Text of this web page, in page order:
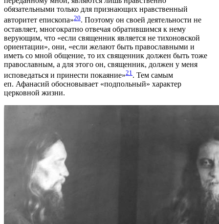
обязательными только для признающих нравственный
авторитет епископа»20. Поэтому он своей деятельности не
оставляет, многократно отвечая обратившимся к нему
верующим, что «если священник является не тихоновской
ориентации», они, «если желают быть православными и
иметь со мной общение, то их священник должен быть тоже
православным, а для этого он, священник, должен у меня
исповедаться и принести покаяние»21 . Тем самым
еп. Афанасий обосновывает «подпольный» характер
церковной жизни.